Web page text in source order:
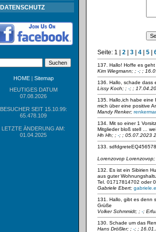
DATENSCHUTZ
HOME| Sitemap
HEUTIGES DATUM
07.08.2026
BESUCHER SEIT 15.10.99:
65.478.109
LETZTE ÄNDERUNG AM:
01.04.2025
Seite: 1 2 3 4 5
137. Hallo! Hoffe es
Kim Wiegmann; ; -; ;
136. Hallo, schade dass
Lissy Koch; ; -; ;
135. Hallo,ich habe eine
mich über eine positive
Mandy Renker;
134. Mit so einer 1
Mitglieder bloß stell …
Hh Hh; ; -; ; 05.07.2023
133.
Lorenzovop Lorenzovop;
132. Es ist ein Sibirien
aus guter
Tel. 01717814702 oder
Gabriele Ebert;
131. Hallo, gibt es denn
Grüße
Volker Schmmidt; ; -;
130. Schade um das
Hans Drößler; ; -; ;